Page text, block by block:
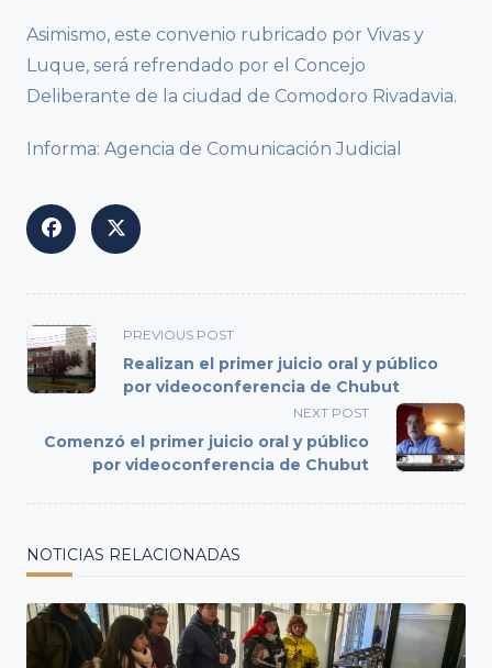
Asimismo, este convenio rubricado por Vivas y
Luque, será refrendado por el Concejo
Deliberante de la ciudad de Comodoro Rivadavia.
Informa: Agencia de Comunicación Judicial
<span
class="nav-
subtitle
reader-
text">Page</span>
PREVIOUS POST
Realizan el primer juicio oral y público
por videoconferencia de Chubut
NEXT POST
Comenzó el primer juicio oral y público
por videoconferencia de Chubut
NOTICIAS RELACIONADAS